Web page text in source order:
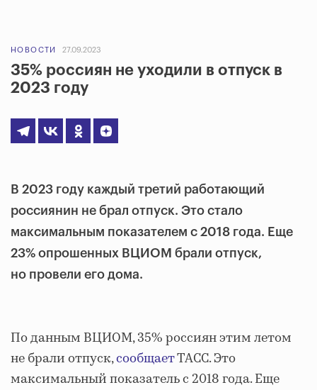
НОВОСТИ 27.09.2023
35% россиян не уходили в отпуск в
2023 году
В 2023 году каждый третий работающий
россиянин не брал отпуск. Это стало
максимальным показателем с 2018 года. Еще
23% опрошенных ВЦИОМ брали отпуск,
но провели его дома.
По данным ВЦИОМ, 35% россиян этим летом
не брали отпуск,сообщаетТАСС. Это
максимальный показатель с 2018 года. Еще